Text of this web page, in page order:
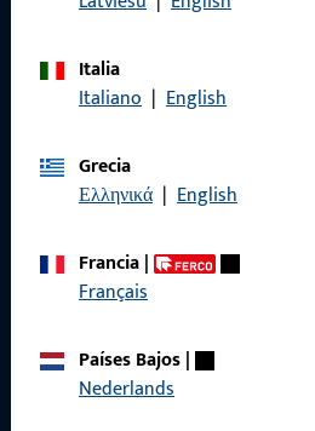
Italia
Italiano | English
Grecia
Ελληνικά | English
Francia|
Français
Países Bajos|
Nederlands
Acceso rápido